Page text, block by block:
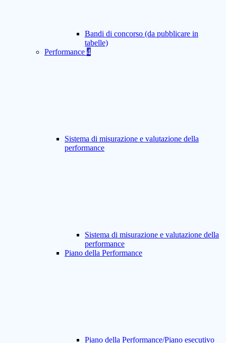
Bandi di concorso (da pubblicare in
tabelle)
Performance 4
Sistema di misurazione e valutazione della
performance
Sistema di misurazione e valutazione della
performance
Piano della Performance
Piano della Performance/Piano esecutivo